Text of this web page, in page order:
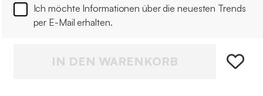
Ich möchte Informationen über die neuesten Trends
per E-Mail erhalten.
IN DEN WARENKORB